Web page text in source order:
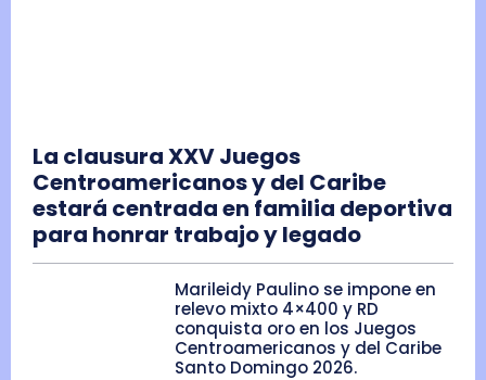
La clausura XXV Juegos
Centroamericanos y del Caribe
estará centrada en familia deportiva
para honrar trabajo y legado
Marileidy Paulino se impone en
relevo mixto 4×400 y RD
conquista oro en los Juegos
Centroamericanos y del Caribe
Santo Domingo 2026.